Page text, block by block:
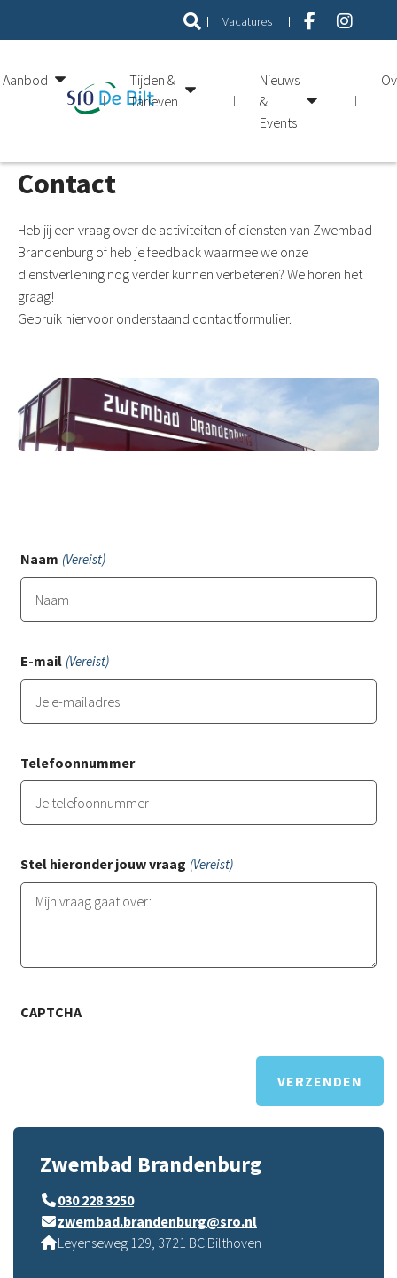
Vacatures
Aanbod
Tijden &
Tarieven
Nieuws
&
Events
Contact
Heb jij een vraag over de activiteiten of diensten van Zwembad
Brandenburg of heb je feedback waarmee we onze
dienstverlening nog verder kunnen verbeteren? We horen het
graag!
Gebruik hiervoor onderstaand contactformulier.
Naam (Vereist)
E-mail (Vereist)
Telefoonnummer
Stel hieronder jouw vraag (Vereist)
CAPTCHA
Zwembad Brandenburg
030 228 3250
zwembad.brandenburg@sro.nl
Leyenseweg 129, 3721 BC Bilthoven